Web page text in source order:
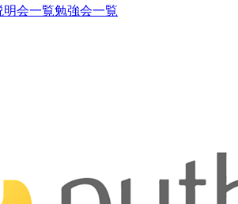
会一覧勉強会一覧